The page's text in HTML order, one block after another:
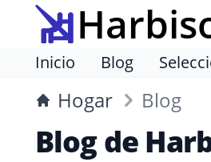
Inicio Blog
Hogar Blog
Blog de